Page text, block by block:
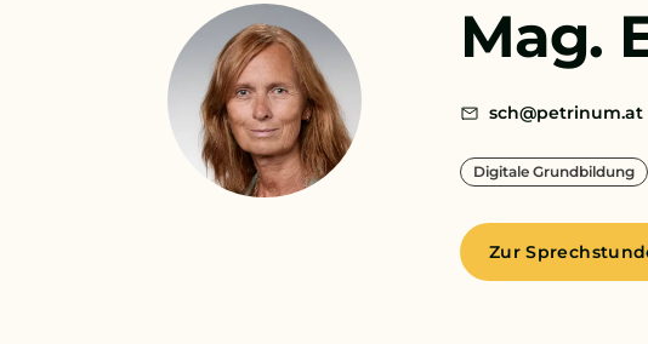
Mag.
sch@petrinum.at
Digitale Grundbildung
Zur